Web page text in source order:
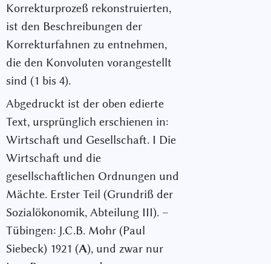
Korrekturprozeß rekonstruierten,
ist den Beschreibungen der
Korrekturfahnen zu entnehmen,
die den Konvoluten vorangestellt
sind (1 bis 4).
Abgedruckt ist der oben edierte
Text, ursprünglich erschienen in:
Wirtschaft und Gesellschaft. I Die
Wirtschaft und die
gesellschaftlichen Ordnungen und
Mächte. Erster Teil (Grundriß der
Sozialökonomik, Abteilung III). –
Tübingen: J.C.B. Mohr (Paul
Siebeck) 1921 (A), und zwar nur